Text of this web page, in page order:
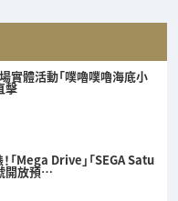
實體活動「噗嚕噗嚕海底小
擊
「Mega Drive」「SEGA Satu
開放預…